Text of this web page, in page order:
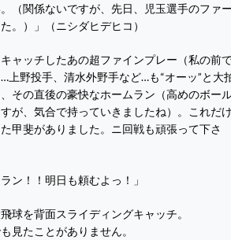
（関係ないですが、先日、児玉選手のファ
。）」（ニシダヒデヒコ）
キャッチしたあの超ファインプレー（私の前
上野投手、清水外野手など…も“オーッ”と大
その直後の豪快なホームラン（高めのボー
が、気合で持っていきましたね）。これだ
甲斐がありました。ニ回戦も頑張って下さ
ン！！明日も頼むよっ！」
球を背面スライディングキャッチ。
見たことがありません。